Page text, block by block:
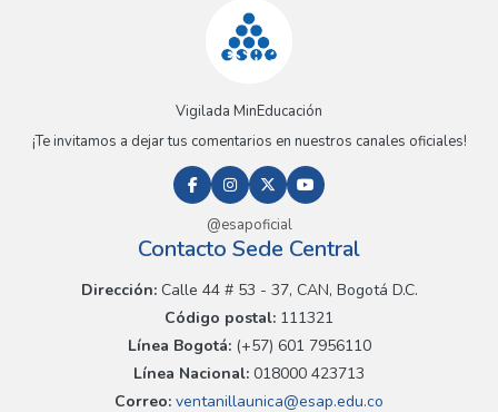
Vigilada MinEducación
¡Te invitamos a dejar tus comentarios en nuestros canales oficiales!
@esapoficial
Contacto Sede Central
Dirección:Calle 44 # 53 - 37, CAN, Bogotá D.C.
Código postal: 111321
Línea Bogotá:(+57) 601 7956110
Línea Nacional: 018000 423713
Correo: ventanillaunica@esap.edu.co